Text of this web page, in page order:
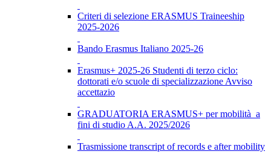
Criteri di selezione ERASMUS Traineeship
2025-2026
Bando Erasmus Italiano 2025-26
Erasmus+ 2025-26 Studenti di terzo ciclo:
dottorati e/o scuole di specializzazione Avviso
accettazio
GRADUATORIA ERASMUS+ per mobilità a
fini di studio A.A. 2025/2026
Trasmissione transcript of records e after mobility